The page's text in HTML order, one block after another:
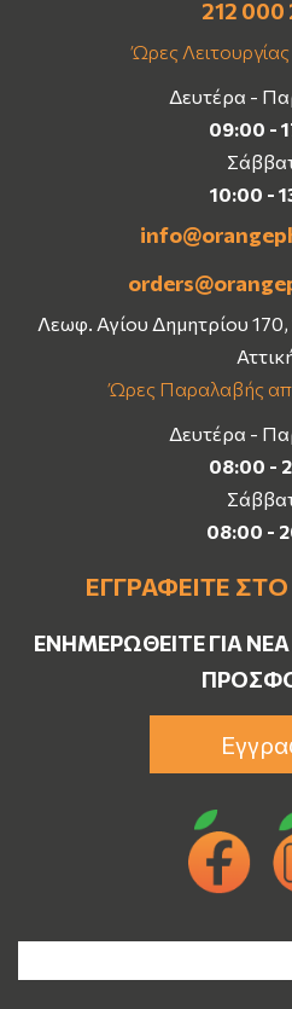
212 000
Ώρες
Δευτέρα -
09:00 -
10:00 -
Λεωφ. Αγίου Δημητρίου 170,
Ώρες Παραλαβής
Δευτέρα -
08:00 -
08:00 -
ΕΓΓΡΑΦΕΊΤΕ ΣΤΟ
ΕΝΗΜΕΡΩΘΕΊΤΕ ΓΙΑ